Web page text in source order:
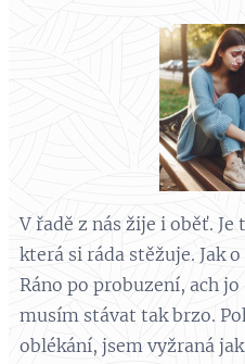
V řadě z nás žije i oběť.
která si ráda stěžuje. Jak
Ráno po probuzení, ach
musím stávat tak brzo.
oblékání, jsem vyžraná